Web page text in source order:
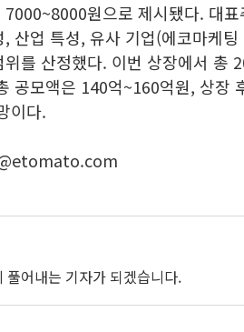
원으로 제시됐다. 대
산업 특성, 유사 기업(에코마케
를 산정했다. 이번 상장에서 총
공모액은 140억~160억원, 상장
이다.
풀어내는 기자가 되겠습니다.